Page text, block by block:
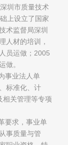
圳市质量技术
上设立了国家
术监督局深圳
人材的培训，
员运做；2005
做。
事业法人单
标准化、计
相关管理等专项
要求，事业单
事质量与管